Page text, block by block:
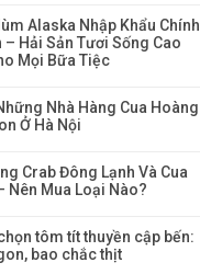
Alaska Nhập Khẩu Chính
– Hải Sản Tươi Sống Cao
Mọi Bữa Tiệc
Nhà Hàng Cua Hoàng
Ở Hà Nội
Crab Đông Lạnh Và Cua
Nên Mua Loại Nào?
tôm tít thuyền cập bến:
bao chắc thịt